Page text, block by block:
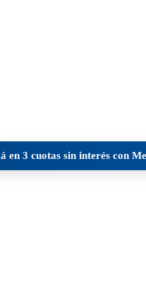
en 3 cuotas sin interéscon